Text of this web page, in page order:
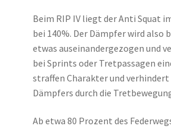
Beim RIP IV liegt der Anti Squat
bei 140%. Der Dämpfer wird also
etwas auseinandergezogen und
bei Sprints oder Tretpassagen
straffen Charakter und verhindert
Dämpfers durch die
Ab etwa 80 Prozent des